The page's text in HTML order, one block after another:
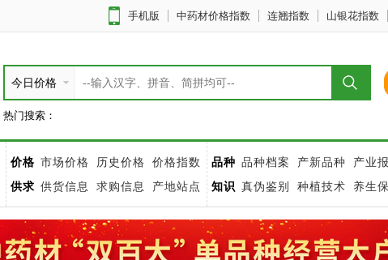
手机版 中药材价格指数 连翘指数 山银花指数
今日价格
热门搜索：
价格 市场价格 历史价格
价格指数
供求 供货信息 求购信息 产地站点
品种 品种档案 产新品种
产业
知识 真伪鉴别 种植技术 养生